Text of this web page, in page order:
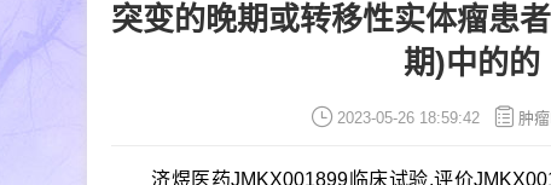
突变的晚期或转移性实体瘤患
期)中的
2023-05-26 18:59:42 肿
济煜医药JMKX001899临床试验,评价